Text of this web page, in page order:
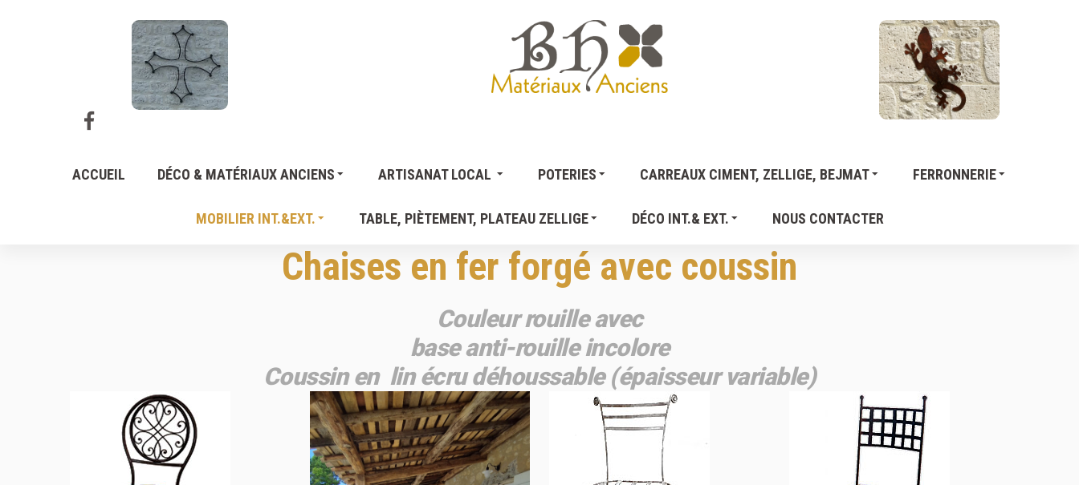
ACCUEIL DÉCO & MATÉRIAUX ANCIENS ARTISANAT LOCAL POTERIES CARREAUX CIMENT, ZELLIGE, BEJMAT FERRONNERIE
MOBILIER INT.&EXT. TABLE, PIÈTEMENT, PLATEAU ZELLIGE DÉCO INT.& EXT. NOUS CONTACTER
Chaises en fer forgé avec coussin
Couleur rouille avec
base anti-rouille incolore
Coussin en lin écru déhoussable (épaisseur variable)